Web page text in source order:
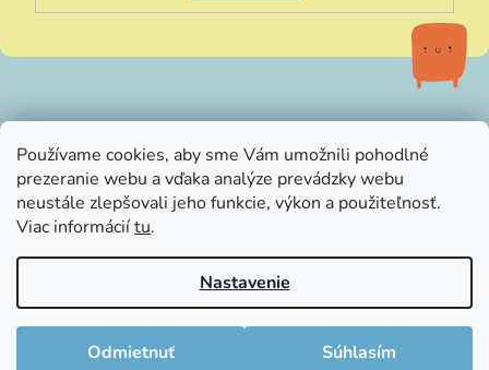
Používame cookies, aby sme Vám umožnili pohodlné
prezeranie webu a vďaka analýze prevádzky webu
neustále zlepšovali jeho funkcie, výkon a použiteľnosť.
Viac informáciítu.
Nastavenie
Odmietnuť Súhlasím
info@littleluna.sk
Vytvoril Shoptet
Copyright 2026LittleLuna.sk
. Všetky práva vyhradené.